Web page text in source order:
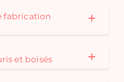
fabrication
et boisés